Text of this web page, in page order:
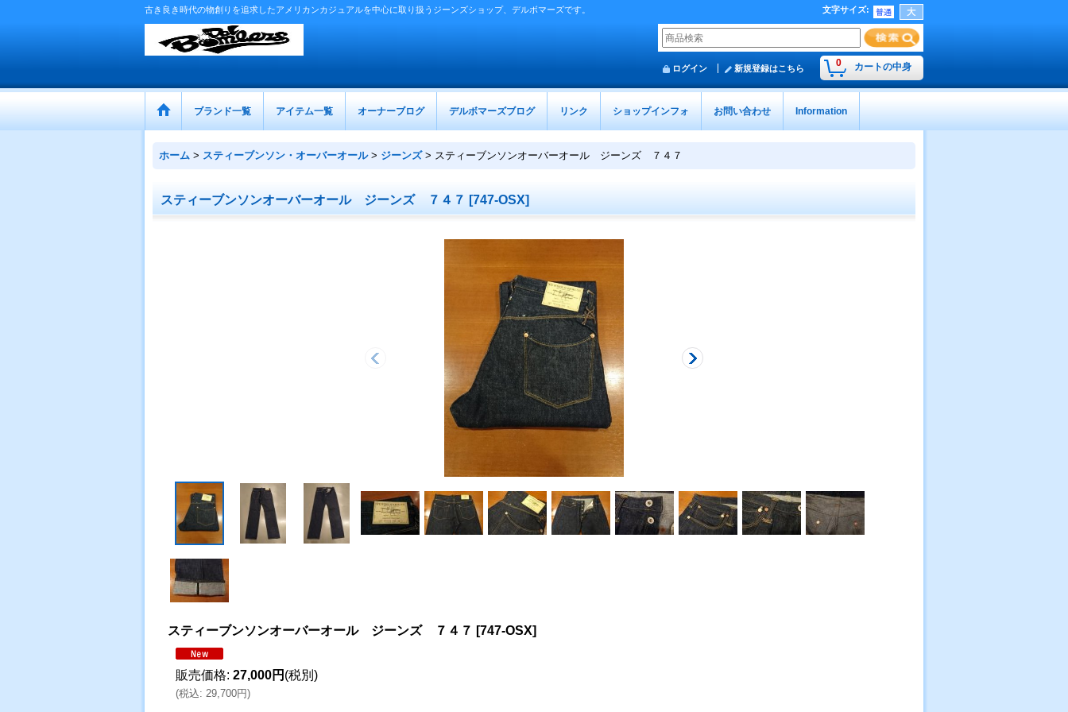
古き良き時代の物創りを追求したアメリカンカジュアルを中心に取り扱うジーンズショップ、デルボマーズです。 文字サイズ:
0 カートの中身
ログイン 新規登録はこちら
ブランド一覧 アイテム一覧 オーナーブログ デルボマーズブログ リンク ショップインフォ お問い合わせ Information
ホーム > スティーブンソン・オーバーオール > ジーンズ > スティーブンソンオーバーオール ジーンズ ７４７
スティーブンソンオーバーオール ジーンズ ７４７ [747-OSX]
スティーブンソンオーバーオール ジーンズ ７４７ [747-OSX]
販売価格: 27,000円 (税別)
(税込: 29,700円)